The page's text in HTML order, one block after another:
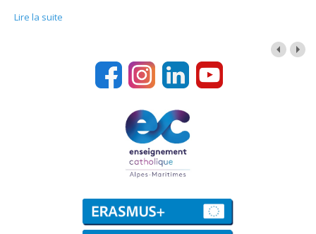
Lire la suite